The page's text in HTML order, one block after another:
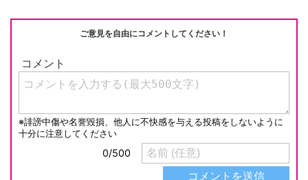
k
ご意見を自由にコメントしてください！